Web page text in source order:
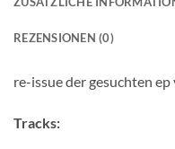
REZENSIONEN (0)
re-issue der gesuchten
Tracks: